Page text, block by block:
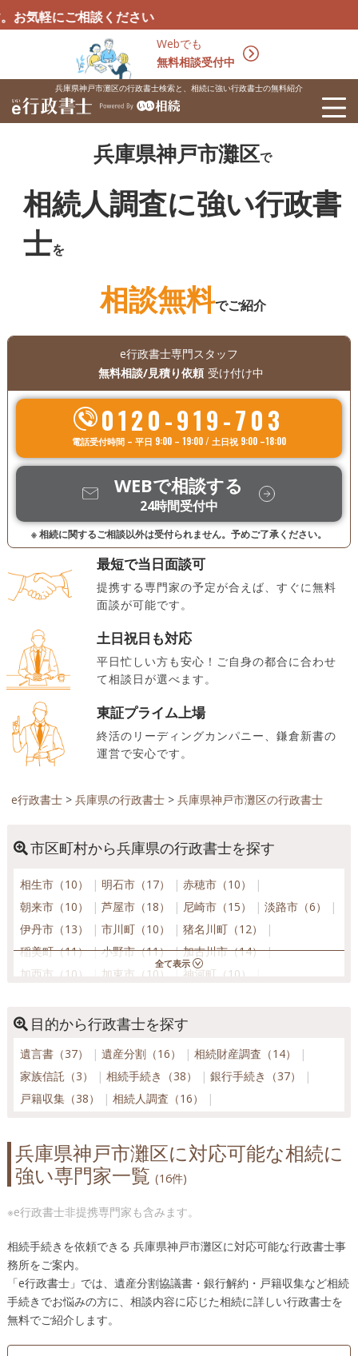
Webでも
無料相談受付中
談ください
兵庫県神戸市灘区の行政書士検索と、相続に強い行政書士の無料紹介
兵庫県神戸市灘区で
相続人調査に強い行政書
士を
相談無料でご紹介
e行政書士専門スタッフ
無料相談/見積り依頼 受け付け中
0120-919-703
電話受付時間 – 平日 9:00 – 19:00 / 土日祝 9:00 –18:00
WEBで相談する
24時間受付中
※ 相続に関するご相談以外は受付られません。予めご了承ください。
最短で当日面談可
提携する専門家の予定が合えば、すぐに無料
面談が可能です。
土日祝日も対応
平日忙しい方も安心！ご自身の都合に合わせ
て相談日が選べます。
東証プライム上場
終活のリーディングカンパニー、鎌倉新書の
運営で安心です。
e行政書士> 兵庫県の行政書士> 兵庫県神戸市灘区の行政書士
市区町村から兵庫県の行政書士を探す
相生市（10） 明石市（17）
赤穂市（10）
朝来市（10）
芦屋市（18） 尼崎市（15）
淡路市（6）
伊丹市（13）
市川町（10）
猪名川町（12）
稲美町（11）
小野市（11）
加古川市（14）
加西市（10）
加東市（10）
神河町（10）
神戸市北区（13）
神戸市須磨区（16）
神戸市長田区（16）
神戸市灘区（16）
神戸市西区（15）
神戸市東灘区（16）
神戸市兵庫区（18）
佐用町（11）
太子町（9）
高砂市（13） 多可町（9）
宝塚市（14）
たつの市（10）
丹波篠山市（12）
播磨町（10）
姫路市（13）
福崎町（10）
三木市（13）
南あわじ市（5） 養父市（10）
目的から行政書士を探す
遺言書（37） 遺産分割（16）
相続財産調査（14）
家族信託（3）
相続手続き（38）
銀行手続き（37）
戸籍収集（38）
相続人調査（16）
兵庫県神戸市灘区に対応可能な相続に
強い専門家一覧 (16件)
※e行政書士非提携専門家も含みます。
相続手続きを依頼できる 兵庫県神戸市灘区に対応可能な行政書士事
務所をご案内。
「e行政書士」では、遺産分割協議書・銀行解約・戸籍収集など相続
手続きでお悩みの方に、相談内容に応じた相続に詳しい行政書士を
無料でご紹介します。